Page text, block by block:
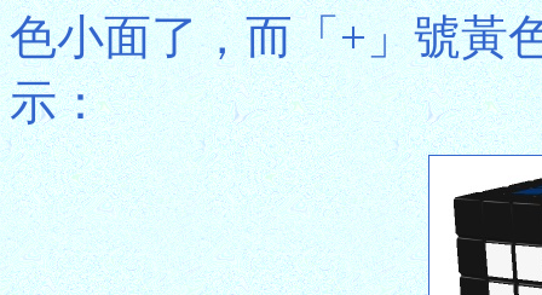
色小面了，而「+」號黃
示：